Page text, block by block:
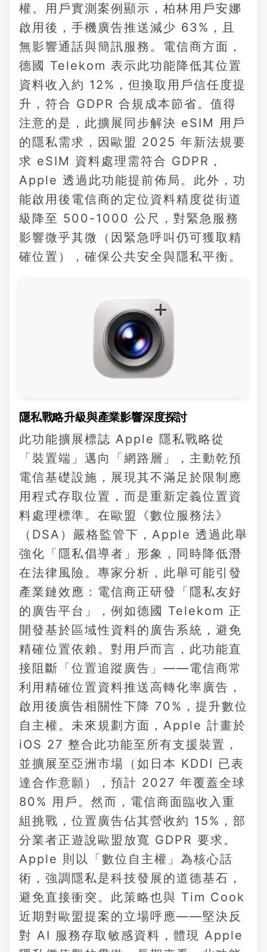
權。用戶實測案例顯示，柏林用戶安娜
啟用後，手機廣告推送減少 63%，且
無影響通話與簡訊服務。電信商方面，
德國 Telekom 表示此功能降低其位置
資料收入約 12%，但換取用戶信任度提
升，符合 GDPR 合規成本節省。值得
注意的是，此擴展同步解決 eSIM 用戶
的隱私需求，因歐盟 2025 年新法規要
求 eSIM 資料處理需符合 GDPR，
Apple 透過此功能提前佈局。此外，功
能啟用後電信商的定位資料精度從街道
級降至 500-1000 公尺，對緊急服務
影響微乎其微（因緊急呼叫仍可獲取精
確位置），確保公共安全與隱私平衡。
隱私戰略升級與產業影響深度探討
此功能擴展標誌 Apple 隱私戰略從
「裝置端」邁向「網路層」，主動乾預
電信基礎設施，展現其不滿足於限制應
用程式存取位置，而是重新定義位置資
料處理標準。在歐盟《數位服務法》
（DSA）嚴格監管下，Apple 透過此舉
強化「隱私倡導者」形象，同時降低潛
在法律風險。專家分析，此舉可能引發
產業鏈效應：電信商正研發「隱私友好
的廣告平台」，例如德國 Telekom 正
開發基於區域性資料的廣告系統，避免
精確位置依賴。對用戶而言，此功能直
接阻斷「位置追蹤廣告」——電信商常
利用精確位置資料推送高轉化率廣告，
啟用後廣告相關性下降 70%，提升數位
自主權。未來規劃方面，Apple 計畫於
iOS 27 整合此功能至所有支援裝置，
並擴展至亞洲市場（如日本 KDDI 已表
達合作意願），預計 2027 年覆蓋全球
80% 用戶。然而，電信商面臨收入重
組挑戰，位置廣告佔其營收約 15%，部
分業者正遊說歐盟放寬 GDPR 要求。
Apple 則以「數位自主權」為核心話
術，強調隱私是科技發展的道德基石，
避免直接衝突。此策略也與 Tim Cook
近期對歐盟提案的立場呼應——堅決反
對 AI 服務存取敏感資料，體現 Apple